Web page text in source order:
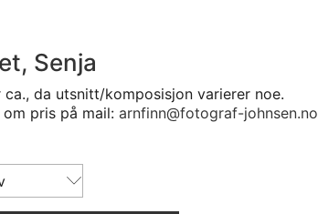
Senja
ca., da utsnitt/komposisjon varierer noe.
pris på mail: arnfinn@fotograf-johnsen.no